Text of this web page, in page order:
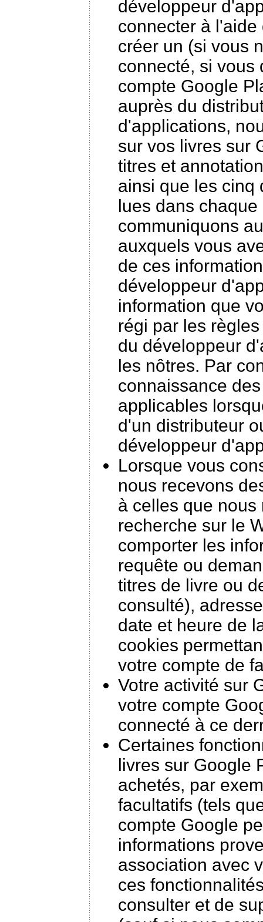
développeur
connecter à
créer un (si vous
connecté, si vous
compte Google
auprès du
d'applications,
sur vos livres sur
titres et
ainsi que les cinq
lues dans
communiquons
auxquels vous
de ces
développeur
information que
régi par les
du développeur
les nôtres. Par
connaissance
applicables
d'un distributeur
développeur
Lorsque vous
nous recevons
à celles que
recherche sur le
comporter les
requête ou
titres de livre ou
consulté),
date et heure de
cookies
votre compte de
Votre activité sur
votre compte
connecté à ce
Certaines
livres sur Google
achetés, par
facultatifs (tels
compte Google
informations
association avec
ces
consulter et de